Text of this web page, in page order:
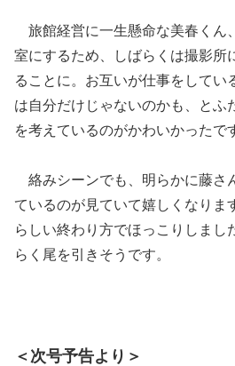
旅館経営に一生懸命な美春くん
室にするため、しばらくは撮影所
ることに。お互いが仕事をしてい
は自分だけじゃないのかも、とふ
を考えているのがかわいかったで
絡みシーンでも、明らかに藤さ
ているのが見ていて嬉しくなりま
らしい終わり方でほっこりしまし
らく尾を引きそうです。
＜次号予告より＞